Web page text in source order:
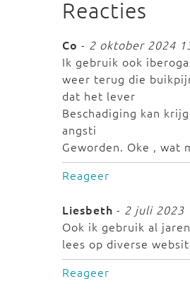
Reacties
Co - 2 oktober 2024
Ik gebruik ook
weer terug die
dat het lever
Beschadiging kan
angsti
Geworden. Oke , wat
Reageer
Liesbeth - 2 juli 2023
Ook ik gebruik al
lees op diverse
Reageer